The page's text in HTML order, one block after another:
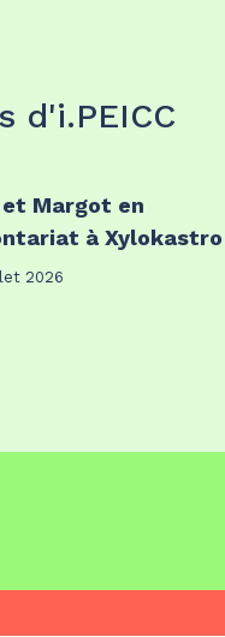
d'i.PEICC
et Margot en
à Xylokastro
2026